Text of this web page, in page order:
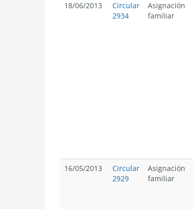
18/06/2013
Circular
2934
Asignación
familiar
16/05/2013
Circular
2929
Asignación
familiar